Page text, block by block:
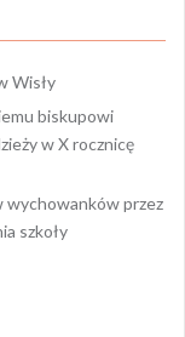
Wisły
biskupowi
w X rocznicę
wychowanków przez
szkoły